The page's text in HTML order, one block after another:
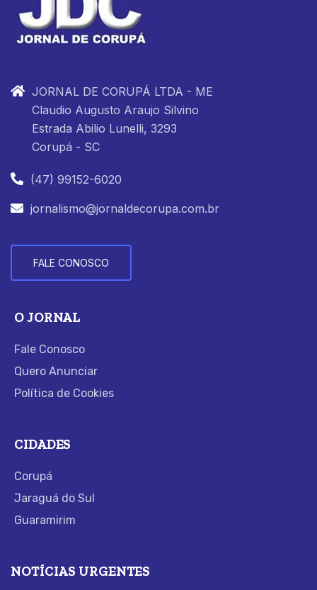
JORNAL DE CORUPÁ LTDA - ME
Claudio Augusto Araujo Silvino
Estrada Abilio Lunelli, 3293
Corupá - SC
(47) 99152-6020
jornalismo@jornaldecorupa.com.br
FALE CONOSCO
O JORNAL
Fale Conosco
Quero Anunciar
Política de Cookies
CIDADES
Corupá
Jaraguá do Sul
Guaramirim
NOTÍCIAS URGENTES